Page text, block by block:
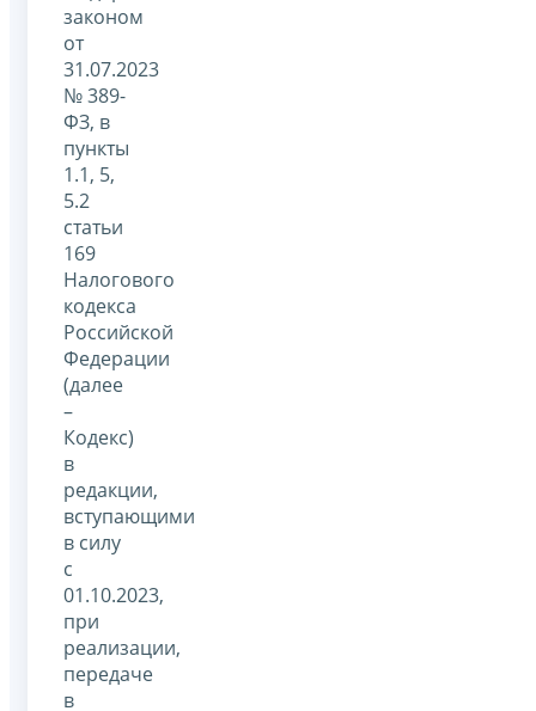
законом
от
31.07.2023
№ 389-
ФЗ, в
пункты
1.1, 5,
5.2
статьи
169
Налогового
кодекса
Российской
Федерации
(далее
–
Кодекс)
в
редакции,
вступающими
в силу
с
01.10.2023,
при
реализации,
передаче
в